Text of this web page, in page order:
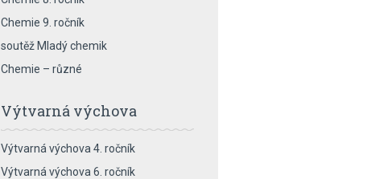
Chemie 9. ročník
soutěž Mladý chemik
Chemie – různé
Výtvarná výchova
Výtvarná výchova 4. ročník
Výtvarná výchova 6. ročník